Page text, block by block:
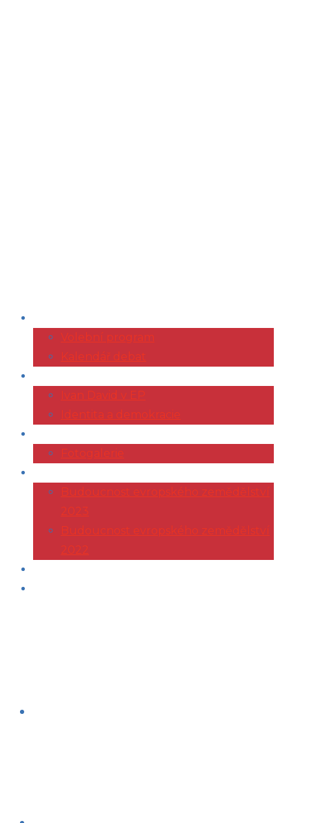
Volební program
Kalendář debat
Ivan David v EP
Identita a demokracie
Fotogalerie
Budoucnost evropského zemědělství
2023
Budoucnost evropského zemědělství
2022